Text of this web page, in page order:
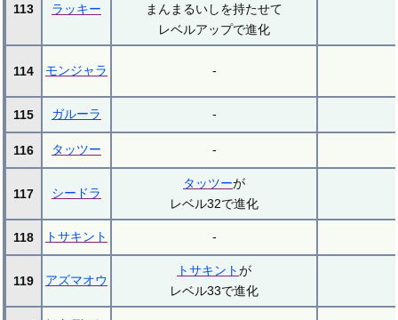
113 ラッキー
まんまるいしを持たせて
レベルアップで進化
114 モンジャラ -
115 ガルーラ -
116 タッツー -
117 シードラ
タッツーが
レベル32で進化
118 トサキント -
119 アズマオウ
トサキントが
レベル33で進化